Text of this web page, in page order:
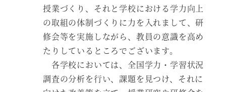
授業づくり、それと学校における学力向上
の取組の体制づくりに力を入れまして、研
修会等を実施しながら、教員の意識を高め
たりしているところでございます。
各学校においては、全国学力・学習状況
調査の分析を行い、課題を見つけ、それに